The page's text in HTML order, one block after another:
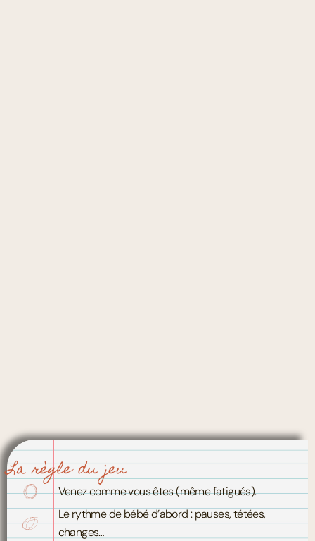
La règle du jeu
Venez comme vous êtes (même fatigués).
Le rythme de bébé d’abord : pauses, tétées,
changes…